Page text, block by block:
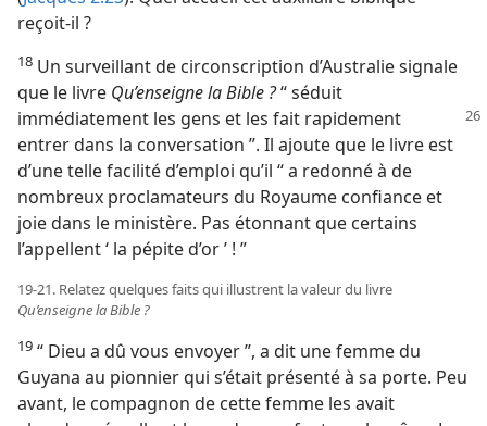
reçoit-​il ?
18 Un surveillant de circonscription d’Australie signale
que le livre Qu’enseigne la Bible ?“ séduit
immédiatement les gens et les fait rapidement
entrer dans la conversation ”. Il ajoute que le livre est
d’une telle facilité d’emploi qu’il “ a redonné à de
nombreux proclamateurs du Royaume confiance et
joie dans le ministère. Pas étonnant que certains
l’appellent ‘ la pépite d’or ’ ! ”
19-21. Relatez quelques faits qui illustrent la valeur du livre
Qu’enseigne la Bible ?
19 “ Dieu a dû vous envoyer ”, a dit une femme du
Guyana au pionnier qui s’était présenté à sa porte. Peu
avant, le compagnon de cette femme les avait